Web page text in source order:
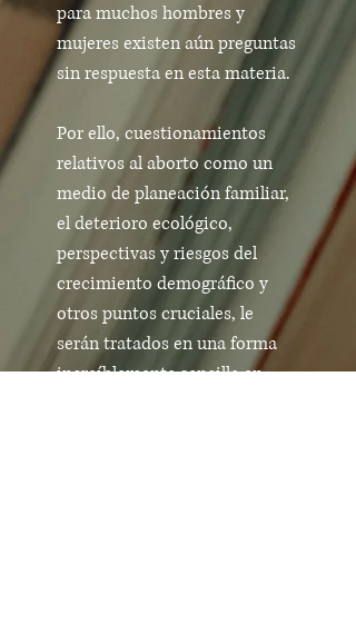
para muchos hombres y
mujeres existen aún preguntas
sin respuesta en esta materia.
Por ello, cuestionamientos
relativos al aborto como un
medio de planeación familiar,
el deterioro ecológico,
perspectivas y riesgos del
crecimiento demográfico y
otros puntos cruciales, le
serán tratados en una forma
increíblemente sencilla en